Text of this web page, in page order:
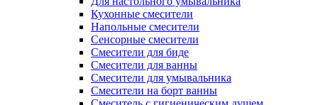
Кухонные смесители
Напольные смесители
Сенсорные смесители
Смесители для биде
Смесители для ванны
Смесители для умывальника
Смесители на борт ванны